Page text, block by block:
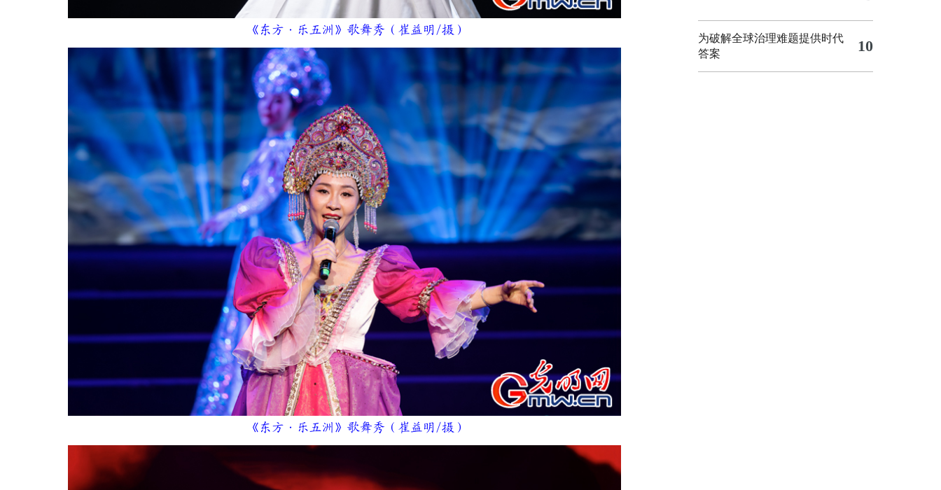
《东方·乐五洲》歌舞秀（崔益明/摄）
《东方·乐五洲》歌舞秀（崔益明/摄）
为破解全球治理难题提供时代
答案
10